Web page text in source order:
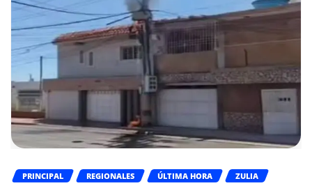
PRINCIPAL REGIONALES ÚLTIMA HORA ZULIA